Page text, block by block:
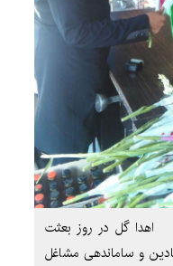
اهدا گل در روز بعثت
و ساماندهی مشاغل